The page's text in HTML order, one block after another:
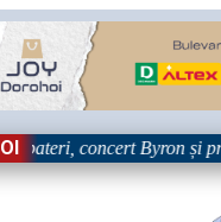
concert Byron și proiecție